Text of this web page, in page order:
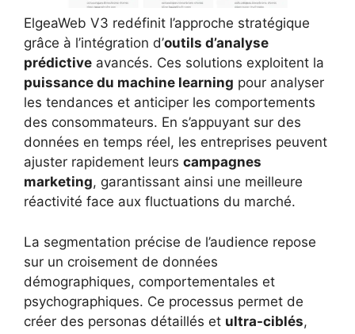
ElgeaWeb V3 redéfinit l’approche stratégique
grâce à l’intégration d’outils d’analyse
prédictive avancés. Ces solutions exploitent la
puissance du machine learning pour analyser
les tendances et anticiper les comportements
des consommateurs. En s’appuyant sur des
données en temps réel, les entreprises peuvent
ajuster rapidement leurs campagnes
marketing, garantissant ainsi une meilleure
réactivité face aux fluctuations du marché.
La segmentation précise de l’audience repose
sur un croisement de données
démographiques, comportementales et
psychographiques. Ce processus permet de
créer des personas détaillés et ultra-ciblés,